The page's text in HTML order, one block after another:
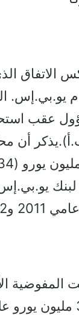
الاتفاق
يو.بي.إس.
عقب
أن
لبنك
و2012.
344 مليون